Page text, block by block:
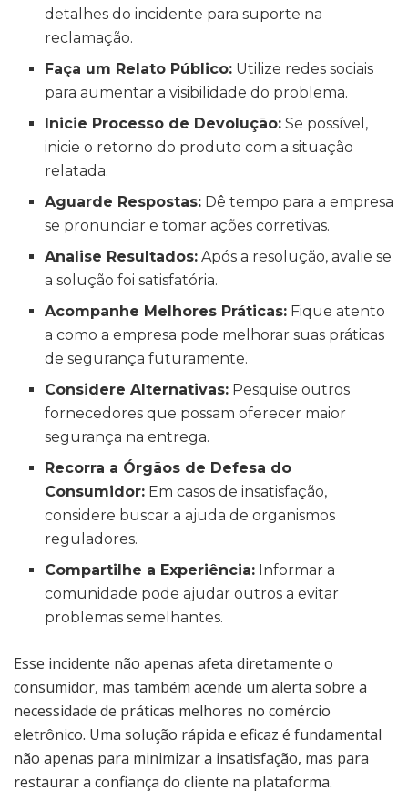
detalhes do incidente para suporte na
reclamação.
Faça um Relato Público: Utilize redes sociais
para aumentar a visibilidade do problema.
Inicie Processo de Devolução: Se possível,
inicie o retorno do produto com a situação
relatada.
Aguarde Respostas: Dê tempo para a empresa
se pronunciar e tomar ações corretivas.
Analise Resultados: Após a resolução, avalie se
a solução foi satisfatória.
Acompanhe Melhores Práticas: Fique atento
a como a empresa pode melhorar suas práticas
de segurança futuramente.
Considere Alternativas: Pesquise outros
fornecedores que possam oferecer maior
segurança na entrega.
Recorra a Órgãos de Defesa do
Consumidor: Em casos de insatisfação,
considere buscar a ajuda de organismos
reguladores.
Compartilhe a Experiência: Informar a
comunidade pode ajudar outros a evitar
problemas semelhantes.
Esse incidente não apenas afeta diretamente o
consumidor, mas também acende um alerta sobre a
necessidade de práticas melhores no comércio
eletrônico. Uma solução rápida e eficaz é fundamental
não apenas para minimizar a insatisfação, mas para
restaurar a confiança do cliente na plataforma.